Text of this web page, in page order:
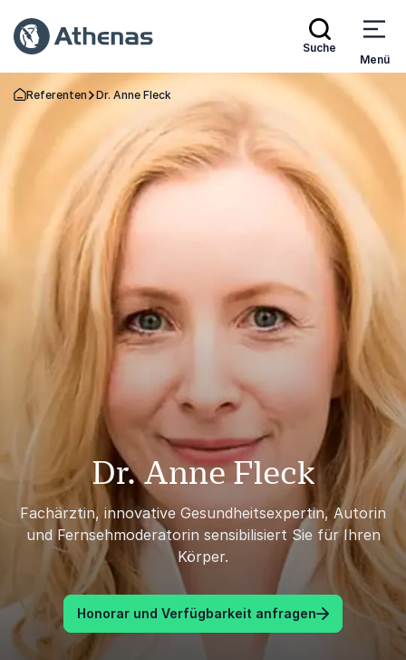
Suche
Menü
Zurück zur Startseite
Referenten Dr. Anne Fleck
Dr. Anne Fleck
Fachärztin, innovative Gesundheitsexpertin, Autorin
und Fernsehmoderatorin sensibilisiert Sie für Ihren
Körper.
Honorar und Verfügbarkeit anfragen